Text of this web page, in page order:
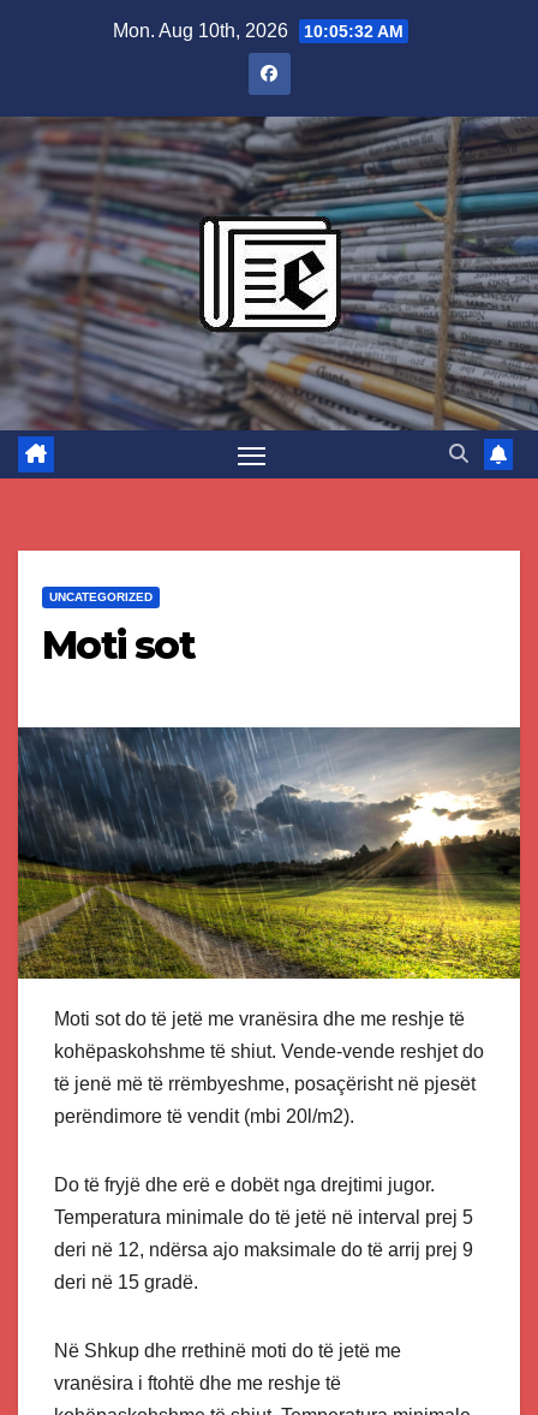
Mon. Aug 10th, 2026 10:05:33 AM
UNCATEGORIZED
Moti sot
Moti sot do të jetë me vranësira dhe me reshje të
kohëpaskohshme të shiut. Vende-vende reshjet do
të jenë më të rrëmbyeshme, posaçërisht në pjesët
perëndimore të vendit (mbi 20l/m2).
Do të fryjë dhe erë e dobët nga drejtimi jugor.
Temperatura minimale do të jetë në interval prej 5
deri në 12, ndërsa ajo maksimale do të arrij prej 9
deri në 15 gradë.
Në Shkup dhe rrethinë moti do të jetë me
vranësira i ftohtë dhe me reshje të